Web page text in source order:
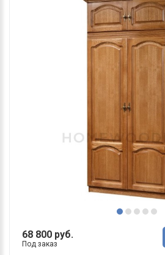
68 800 руб.
Под заказ